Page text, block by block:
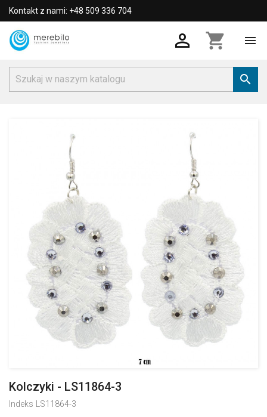
Kontakt z nami: +48 509 336 704
 shopping_cart 

Kolczyki - LS11864-3
Indeks LS11864-3